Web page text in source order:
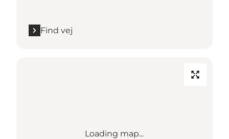
Find vej
Loading map...